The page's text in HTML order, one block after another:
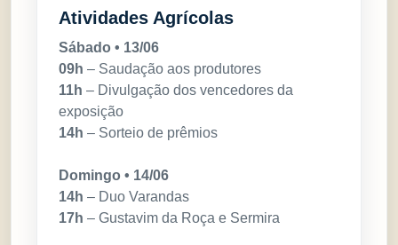
Atividades Agrícolas
Sábado • 13/06
09h – Saudação aos produtores
11h – Divulgação dos vencedores da
exposição
14h – Sorteio de prêmios
Domingo • 14/06
14h – Duo Varandas
17h – Gustavim da Roça e Sermira